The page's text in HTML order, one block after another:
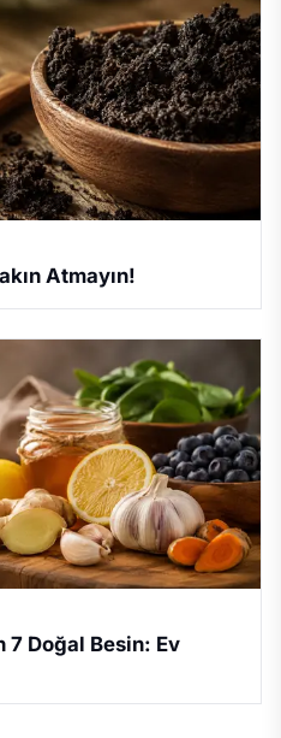
Atmayın!
7 Doğal Besin: Ev